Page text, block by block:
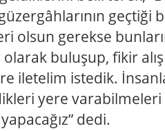
olsun gerekse
buluşup, fikir alış
iletelim istedik.
yere
dedi.